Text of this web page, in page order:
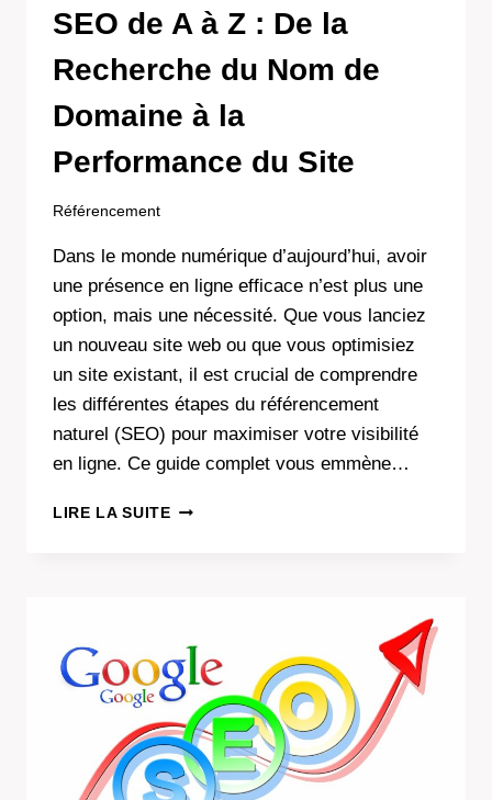
SEO de A à Z : De la
Recherche du Nom de
Domaine à la
Performance du Site
Référencement
Dans le monde numérique d’aujourd’hui, avoir
une présence en ligne efficace n’est plus une
option, mais une nécessité. Que vous lanciez
un nouveau site web ou que vous optimisiez
un site existant, il est crucial de comprendre
les différentes étapes du référencement
naturel (SEO) pour maximiser votre visibilité
en ligne. Ce guide complet vous emmène…
LIRE LA SUITEOPTIMISEZ
Z
:
DE
LA
RECHERCHE
DU